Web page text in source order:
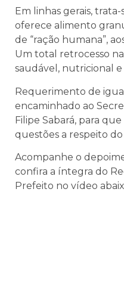
Em linhas gerais,
oferece alimento
de “ração humana”,
Um total retrocesso
saudável, nutricional
Requerimento de
encaminhado ao
Filipe Sabará, para
questões a respeito
Acompanhe o
confira a íntegra do
Prefeito no vídeo